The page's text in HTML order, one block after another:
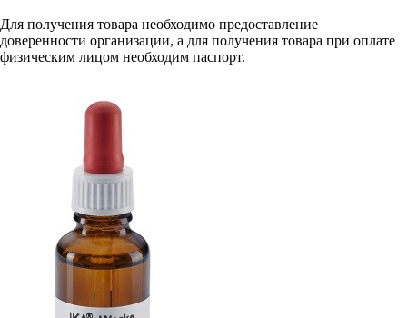
Для получения товара необходимо предоставление
доверенности организации, а для получения товара при оплате
физическим лицом необходим паспорт.